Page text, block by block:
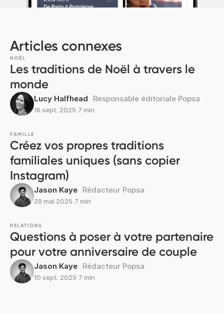
Articles connexes
NOËL
Les traditions de Noël à travers le
monde
Lucy Halfhead Responsable éditoriale Popsa
16 sept. 2025∙7 min
FAMILLE
Créez vos propres traditions
familiales uniques (sans copier
Instagram)
Jason Kaye Rédacteur Popsa
29 mai 2025∙7 min
RELATIONS
Questions à poser à votre partenaire
pour votre anniversaire de couple
Jason Kaye Rédacteur Popsa
10 sept. 2025∙7 min